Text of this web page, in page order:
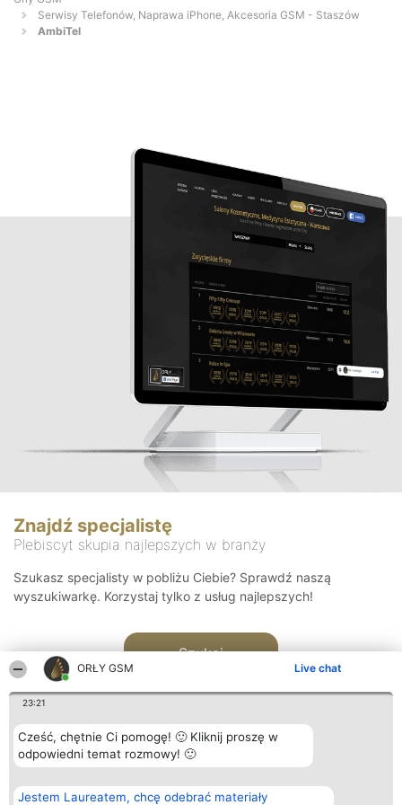
ORŁY GSM Live chat
23:21
Cześć, chętnie Ci pomogę! 🙂 Kliknij proszę w
odpowiedni temat rozmowy! 🙂
Jestem Laureatem, chcę odebrać materiały
Serwisy Telefonów, Naprawa iPhone, Akcesoria GSM - Staszów
AmbiTel
Znajdź specjalistę
Plebiscyt skupia najlepszych w branży
Szukasz specjalisty w pobliżu Ciebie? Sprawdź naszą
wyszukiwarkę. Korzystaj tylko z usług najlepszych!
Szukaj
Organizator plebiscytu
Bright Side Solutions sp. z o.
Plebiscyt
Laureaci
Kontakt
Kontakt